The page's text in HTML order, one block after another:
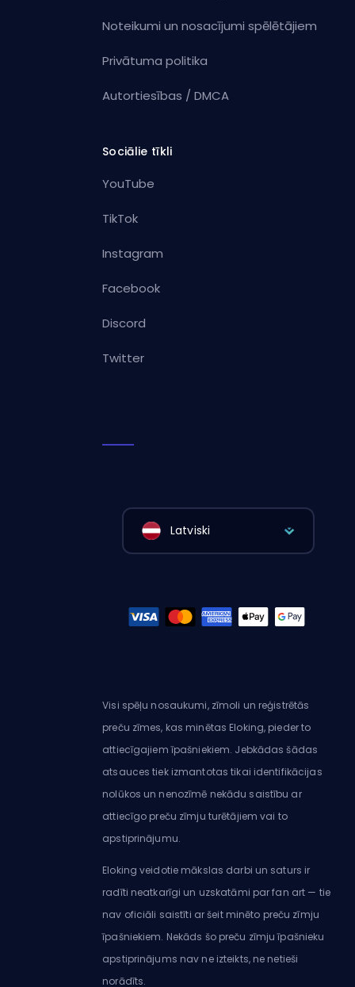
Noteikumi un nosacījumi spēlētājiem
Privātuma politika
Autortiesības / DMCA
Sociālie tīkli
YouTube
TikTok
Instagram
Facebook
Discord
Twitter
Latviski
Visi spēļu nosaukumi, zīmoli un reģistrētās
preču zīmes, kas minētas Eloking, pieder to
attiecīgajiem īpašniekiem. Jebkādas šādas
atsauces tiek izmantotas tikai identifikācijas
nolūkos un nenozīmē nekādu saistību ar
attiecīgo preču zīmju turētājiem vai to
apstiprinājumu.
Eloking veidotie mākslas darbi un saturs ir
radīti neatkarīgi un uzskatāmi par fan art — tie
nav oficiāli saistīti ar šeit minēto preču zīmju
īpašniekiem. Nekāds šo preču zīmju īpašnieku
apstiprinājums nav ne izteikts, ne netieši
norādīts.